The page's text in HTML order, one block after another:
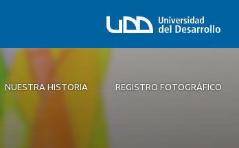
NUESTRA HISTORIA REGISTRO FOTOGRÁFICO